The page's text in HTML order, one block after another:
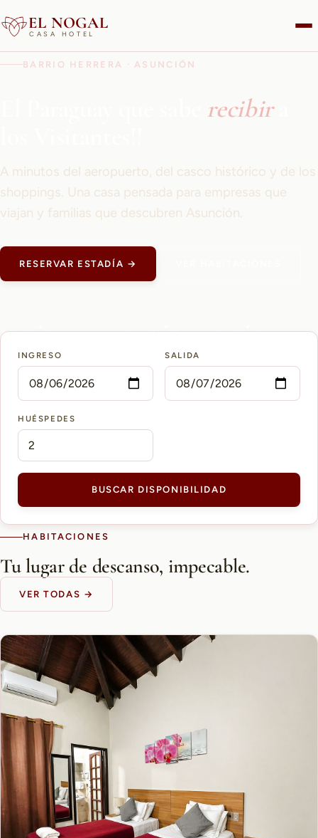
EL NOGAL
CASA HOTEL
BARRIO HERRERA · ASUNCIÓN
recibira
A minutos del aeropuerto, del casco histórico y de los
shoppings. Una casa pensada para empresas que
viajan y familias que descubren Asunción.
RESERVAR ESTADÍA →
15 min
AEROPUERTO PETTIROSSI
10 min
CASCO HISTÓRICO
5 min
INGRESO SALIDA
HUÉSPEDES
BUSCAR DISPONIBILIDAD
HABITACIONES
Tu lugar de descanso, impecable.
VER TODAS →